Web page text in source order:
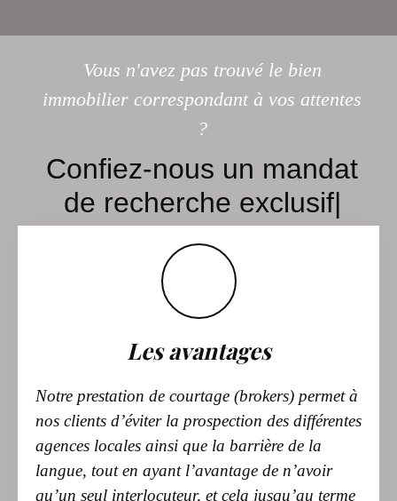
Vous n'avez pas trouvé le bien
immobilier correspondant à vos attentes
?
Confie|
Les avantages
Notre prestation de courtage (brokers) permet à
nos clients d’éviter la prospection des différentes
agences locales ainsi que la barrière de la
langue, tout en ayant l’avantage de n’avoir
qu’un seul interlocuteur, et cela jusqu’au terme
de votre achat et quels que soient les différents